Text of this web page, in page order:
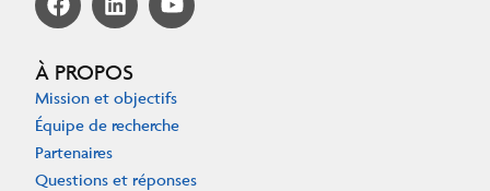
À PROPOS
Mission et objectifs
Équipe de recherche
Partenaires
Questions et réponses